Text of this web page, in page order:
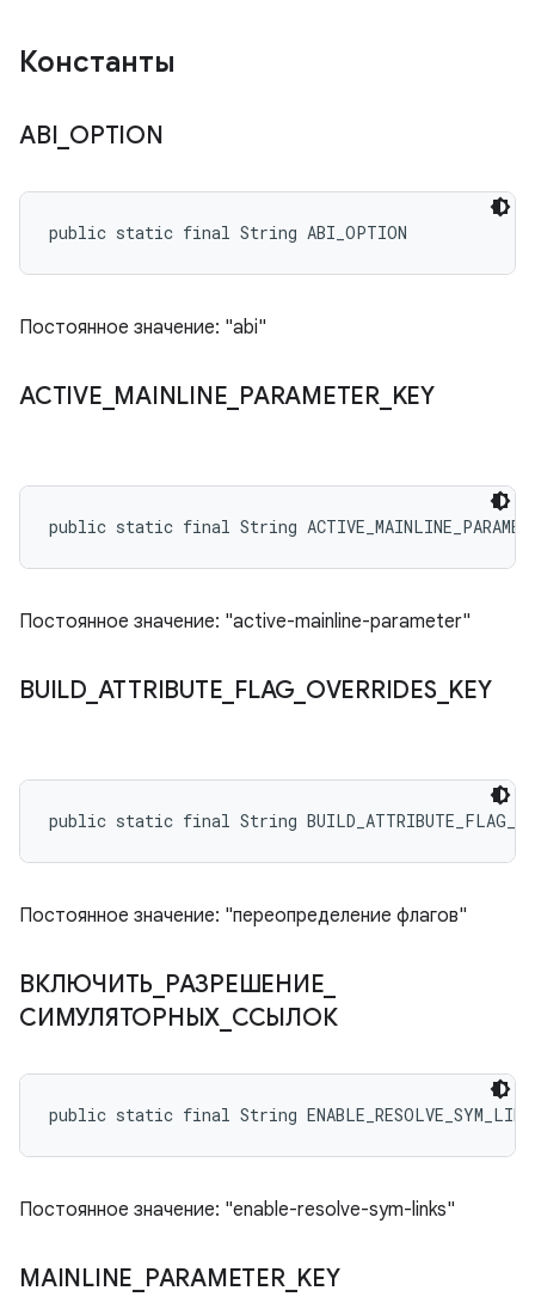
Константы
ABI OPTION
public static final String ABI_OPTION
Постоянное значение: "abi"
ACTIVE MAINLINE PARAMETER_ KEY
public static final String
Постоянное значение: "active-mainline-parameter"
BUILD_ ATTRIBUTE FLAG OVERRIDES_ KEY
public static final String
Постоянное значение: "переопределение флагов"
ВКЛЮЧИТЬ РАЗРЕШЕНИЕ
СИМУЛЯТОРНЫХ ССЫЛОК
public static final String
Постоянное значение: "enable-resolve-sym-links"
MAINLINE PARAMETER_ KEY